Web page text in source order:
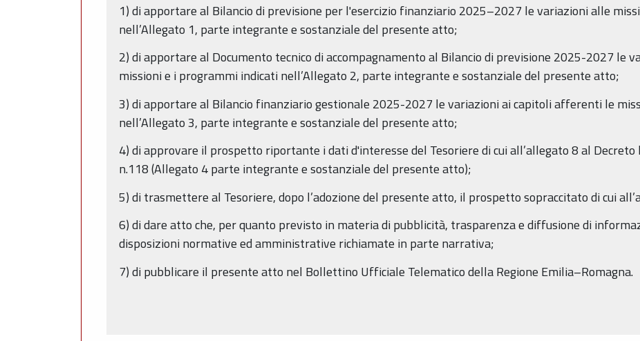
1) di apportare al Bilancio di previsione per l'esercizio finanziario 2025–2027 le variazioni alle
nell’Allegato 1, parte integrante e sostanziale del presente atto;
2) di apportare al Documento tecnico di accompagnamento al Bilancio di previsione 2025-2027 le
missioni e i programmi indicati nell’Allegato 2, parte integrante e sostanziale del presente atto;
3) di apportare al Bilancio finanziario gestionale 2025-2027 le variazioni ai capitoli afferenti le
nell’Allegato 3, parte integrante e sostanziale del presente atto;
4) di approvare il prospetto riportante i dati d'interesse del Tesoriere di cui all’allegato 8 al
n.118 (Allegato 4 parte integrante e sostanziale del presente atto);
5) di trasmettere al Tesoriere, dopo l’adozione del presente atto, il prospetto sopraccitato di cui
6) di dare atto che, per quanto previsto in materia di pubblicità, trasparenza e diffusione di
disposizioni normative ed amministrative richiamate in parte narrativa;
7) di pubblicare il presente atto nel Bollettino Ufficiale Telematico della Regione Emilia–Romagna.